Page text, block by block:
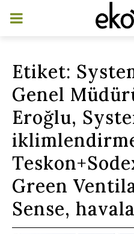
Etiket:
Genel
Eroğlu,
Green
Sense,